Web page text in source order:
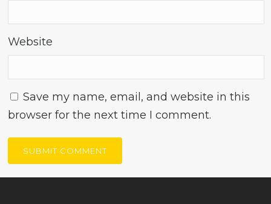
Website
Save my name, email, and website in this
browser for the next time I comment.